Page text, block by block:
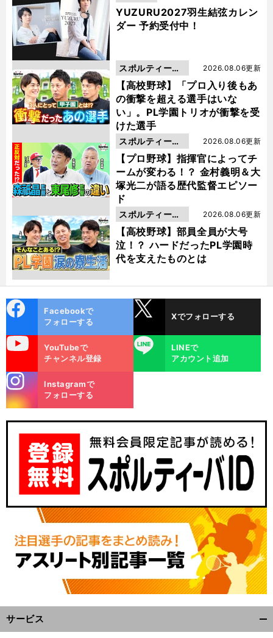
々】 1st
・・
YUZURU2027羽生結弦カレン
ダー 予約受付中！
【高校野球】「プロ入り後もあ
の衝撃を超える選手はいな
い」。PL学園トリオが衝撃を受
けた選手
2026.08.06更新
スポルティーバ
動画
【プロ野球】指揮官によってチ
ームが変わる！？ 金村義明＆大
塚光二が語る歴代監督エピソー
ド
2026.08.06更新
スポルティーバ
動画
【高校野球】部員全員が大号
泣！？ ハードだったPL学園時
代を支えたものとは
2026.08.06更新
スポルティーバ
動画
ok
Facebookで
フォローする
Xでフォローする
YouTubeで
チャンネル登録
LINE
LINEで
アカウント追加
m
Instagramで
フォローする
サービス